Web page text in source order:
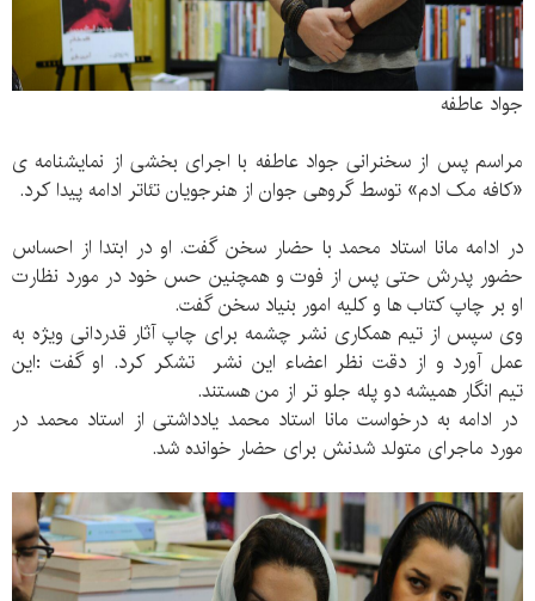
جواد عاطفه
مراسم پس از سخنرانی جواد عاطفه با اجرای بخشی از نمایشنامه ی
«کافه مک ادم» توسط گروهی جوان از هنرجویان تئاتر ادامه پیدا کرد.
در ادامه مانا استاد محمد با حضار سخن گفت. او در ابتدا از احساس
حضور پدرش حتی پس از فوت و همچنین حس خود در مورد نظارت
او بر چاپ کتاب ها و کلیه امور بنیاد سخن گفت.
وی سپس از تیم همکاری نشر چشمه برای چاپ آثار قدردانی ویژه به
عمل آورد و از دقت نظر اعضاء این نشر تشکر کرد. او گفت :این
تیم انگار همیشه دو پله جلو تر از من هستند.
در ادامه به درخواست مانا استاد محمد یادداشتی از استاد محمد در
مورد ماجرای متولد شدنش برای حضار خوانده شد.